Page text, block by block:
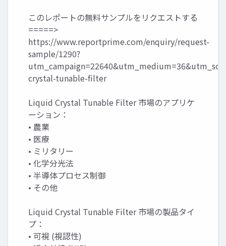
このレポートの無料サンプルをリクエストする
=====>
https://www.reportprime.com/enquiry/request-
sample/1290?
crystal-tunable-filter
Liquid Crystal Tunable Filter 市場のアプリケ
ーション：
• 農業
• 医療
• ミリタリー
• 化学分光法
• 半導体プロセス制御
• その他
Liquid Crystal Tunable Filter 市場の製品タイ
プ：
• 可視 (視認性)